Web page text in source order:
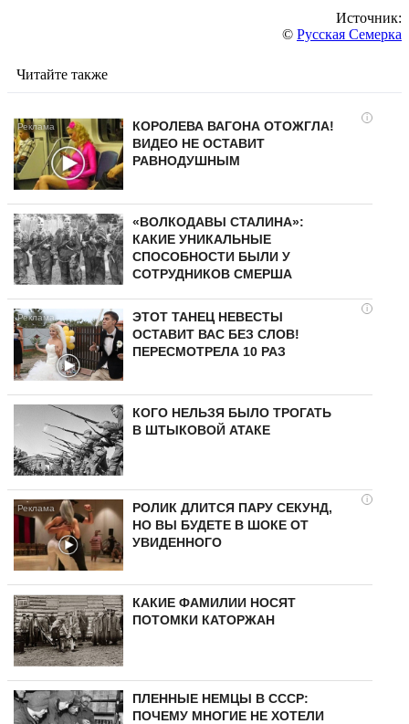
Источник:
© Русская Семерка
Читайте также
i
КОРОЛЕВА ВАГОНА ОТОЖГЛА!
ВИДЕО НЕ ОСТАВИТ
РАВНОДУШНЫМ
«ВОЛКОДАВЫ СТАЛИНА»:
КАКИЕ УНИКАЛЬНЫЕ
СПОСОБНОСТИ БЫЛИ У
СОТРУДНИКОВ СМЕРША
i
ЭТОТ ТАНЕЦ НЕВЕСТЫ
ОСТАВИТ ВАС БЕЗ СЛОВ!
ПЕРЕСМОТРЕЛА 10 РАЗ
КОГО НЕЛЬЗЯ БЫЛО ТРОГАТЬ
В ШТЫКОВОЙ АТАКЕ
i
РОЛИК ДЛИТСЯ ПАРУ СЕКУНД,
НО ВЫ БУДЕТЕ В ШОКЕ ОТ
УВИДЕННОГО
КАКИЕ ФАМИЛИИ НОСЯТ
ПОТОМКИ КАТОРЖАН
ПЛЕННЫЕ НЕМЦЫ В СССР:
ПОЧЕМУ МНОГИЕ НЕ ХОТЕЛИ